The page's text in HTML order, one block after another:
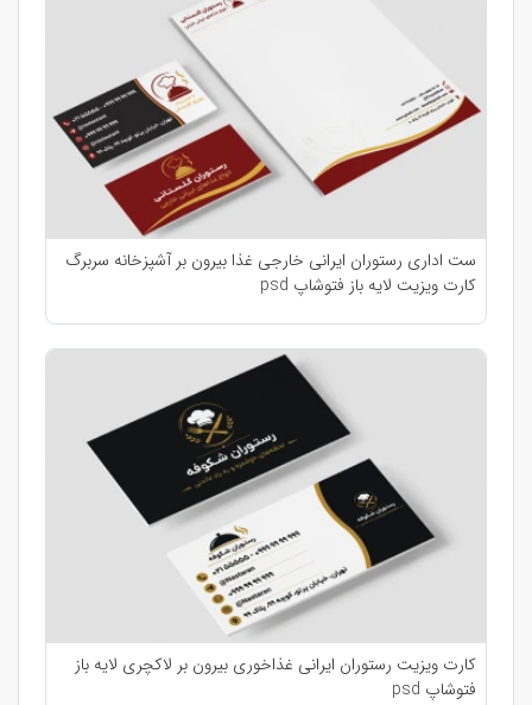
ست اداری رستوران ایرانی خارجی غذا بیرون بر آشپزخانه سربرگ
کارت ویزیت لایه باز فتوشاپ psd
کارت ویزیت رستوران ایرانی غذاخوری بیرون بر لاکچری لایه باز
فتوشاپ psd